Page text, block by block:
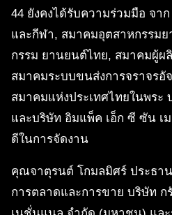
44 ยังคงได้รับความร่วมมือ จาก
และกีฬา, สมาคมอุตสาหกรรม
กรรม ยานยนต์ไทย, สมาคมผู้
สมาคมระบบขนส่งการจราจร
สมาคมแห่งประเทศไทยในพระ
และบริษัท อิมแพ็ค เอ็ก ซี ซัน เ
ดีในการจัดงาน
คุณจาตุรนต์ โกมลมิศร์ ประธา
การตลาดและการขาย บริษัท ก